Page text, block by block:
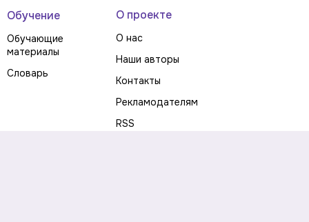
Обучение
Обучающие
материалы
Словарь
О проекте
О нас
Наши авторы
Контакты
Рекламодателям
RSS